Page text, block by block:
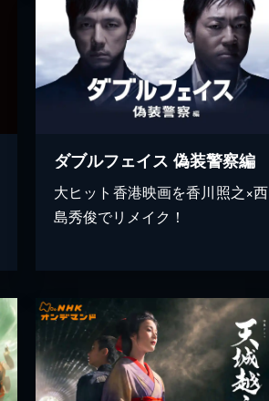
ダブルフェイス 偽装警察編
大ヒット香港映画を香川照之×西
島秀俊でリメイク！